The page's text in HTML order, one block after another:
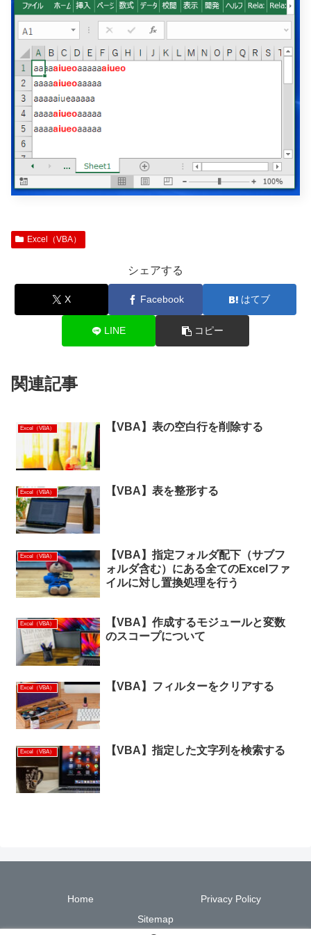
Excel（VBA）
シェアする
X Facebook はてブ
LINE コピー
関連記事
Excel（VBA） 【VBA】表の空白行を削除する
Excel（VBA） 【VBA】表を整形する
Excel（VBA）
【VBA】指定フォルダ配下（サブフ
ォルダ含む）にある全てのExcelファ
イルに対し置換処理を行う
Excel（VBA）
【VBA】作成するモジュールと変数
のスコープについて
Excel（VBA） 【VBA】フィルターをクリアする
Excel（VBA） 【VBA】指定した文字列を検索する
Home
Privacy Policy
Sitemap